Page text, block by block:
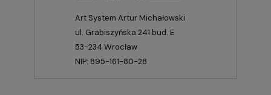
Art System Artur Michałowski
ul. Grabiszyńska 241 bud. E
53-234 Wrocław
NIP: 895-161-80-28